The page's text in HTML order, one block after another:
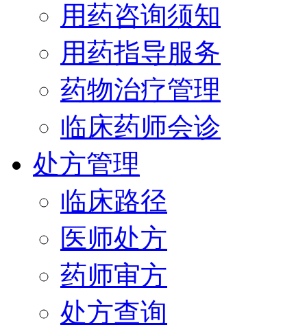
用药咨询须知
用药指导服务
药物治疗管理
临床药师会诊
处方管理
临床路径
医师处方
药师审方
处方查询